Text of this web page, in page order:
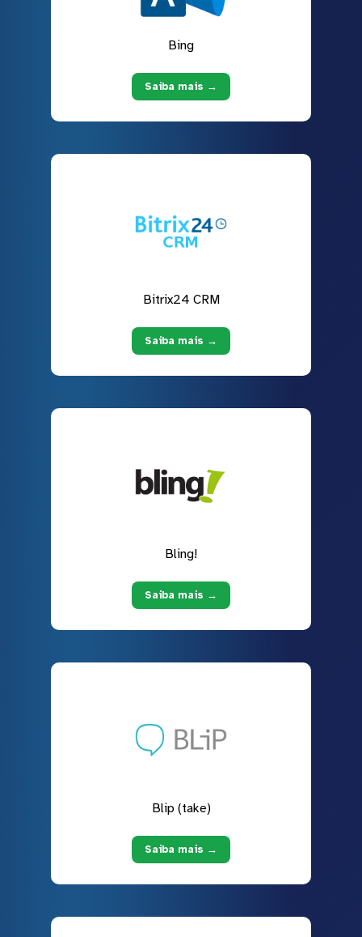
Bing
Saiba mais →
Bitrix24 CRM
Saiba mais →
Bling!
Saiba mais →
Blip (take)
Saiba mais →